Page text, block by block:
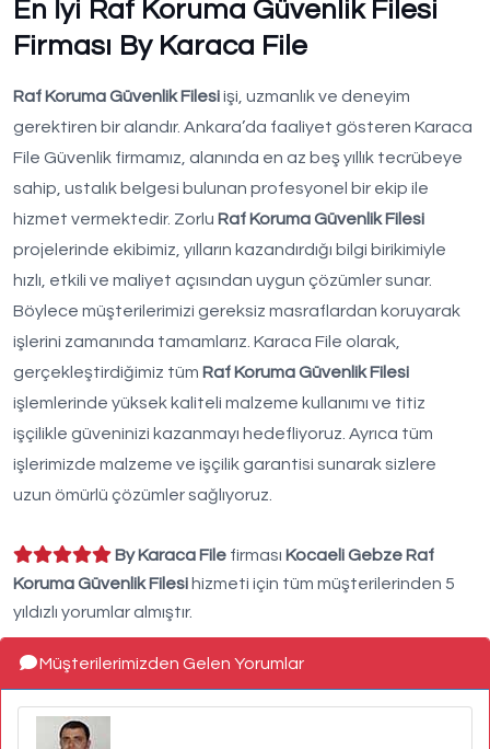
En İyi Raf Koruma Güvenlik Filesi
Firması By Karaca File
Raf Koruma Güvenlik Filesiişi, uzmanlık ve deneyim
gerektiren bir alandır. Ankara’da faaliyet gösteren Karaca
File Güvenlik firmamız, alanında en az beş yıllık tecrübeye
sahip, ustalık belgesi bulunan profesyonel bir ekip ile
hizmet vermektedir. Zorlu Raf Koruma Güvenlik Filesi
projelerinde ekibimiz, yılların kazandırdığı bilgi birikimiyle
hızlı, etkili ve maliyet açısından uygun çözümler sunar.
Böylece müşterilerimizi gereksiz masraflardan koruyarak
işlerini zamanında tamamlarız. Karaca File olarak,
gerçekleştirdiğimiz tüm Raf Koruma Güvenlik Filesi
işlemlerinde yüksek kaliteli malzeme kullanımı ve titiz
işçilikle güveninizi kazanmayı hedefliyoruz. Ayrıca tüm
işlerimizde malzeme ve işçilik garantisi sunarak sizlere
uzun ömürlü çözümler sağlıyoruz.
By Karaca File firması Kocaeli Gebze Raf
Koruma Güvenlik Filesi hizmeti için tüm müşterilerinden 5
yıldızlı yorumlar almıştır.
Müşterilerimizden Gelen Yorumlar